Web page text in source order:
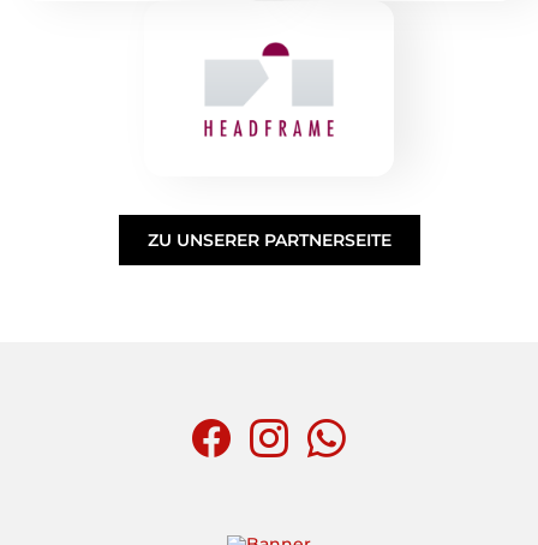
ZU UNSERER PARTNERSEITE